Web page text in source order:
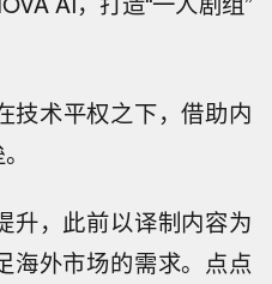
技术平权之下，借助内
升，此前以译制内容为
海外市场的需求。点点